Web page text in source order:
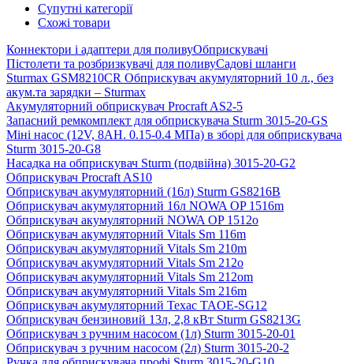
Супутні категорії
Схожі товари
Коннектори і адаптери для поливуОбприскувачі
Пістолети та розбризкувачі для поливуСадові шланги
Sturmax GSM8210CR Обприскувач акумуляторний 10 л., без
акум.та зарядки – Sturmax
Акумуляторний обприскувач Procraft AS2-5
Запасний ремкомплект для обприскувача Sturm 3015-20-GS
Міні насос (12V, 8AH. 0.15-0.4 МПа) в зборі для обприскувача
Sturm 3015-20-G8
Насадка на обприскувач Sturm (подвійна) 3015-20-G2
Обприскувач Procraft AS10
Обприскувач акумуляторний (16л) Sturm GS8216B
Обприскувач акумуляторний 16л NOWA OP 1516m
Обприскувач акумуляторний NOWA OP 1512o
Обприскувач акумуляторний Vitals Sm 116m
Обприскувач акумуляторний Vitals Sm 210m
Обприскувач акумуляторний Vitals Sm 212o
Обприскувач акумуляторний Vitals Sm 212om
Обприскувач акумуляторний Vitals Sm 216m
Обприскувач акумуляторний Техас TAOE-SG12
Обприскувач бензиновий 13л, 2,8 кВт Sturm GS8213G
Обприскувач з ручним насосом (1л) Sturm 3015-20-01
Обприскувач з ручним насосом (2л) Sturm 3015-20-2